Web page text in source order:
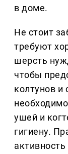
в доме.
Не стоит
требуют
шерсть
чтобы
колтунов и
ушей и
гигиену.